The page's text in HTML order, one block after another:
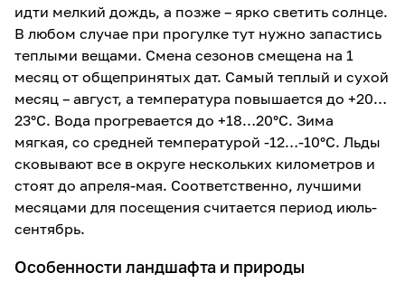
идти мелкий дождь, а позже – ярко светить солнце.
В любом случае при прогулке тут нужно запастись
теплыми вещами. Смена сезонов смещена на 1
месяц от общепринятых дат. Самый теплый и сухой
месяц – август, а температура повышается до +20…
23°С. Вода прогревается до +18…20°С. Зима
мягкая, со средней температурой -12…-10°С. Льды
сковывают все в округе нескольких километров и
стоят до апреля-мая. Соответственно, лучшими
месяцами для посещения считается период июль-
сентябрь.
Особенности ландшафта и природы